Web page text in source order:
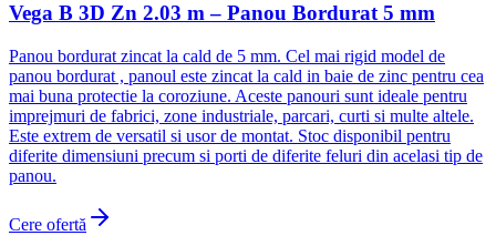
Vega B 3D Zn 2.03 m – Panou Bordurat 5 mm
Panou bordurat zincat la cald de 5 mm. Cel mai rigid model de
panou bordurat , panoul este zincat la cald in baie de zinc pentru cea
mai buna protectie la coroziune. Aceste panouri sunt ideale pentru
imprejmuri de fabrici, zone industriale, parcari, curti si multe altele.
Este extrem de versatil si usor de montat. Stoc disponibil pentru
diferite dimensiuni precum si porti de diferite feluri din acelasi tip de
panou.
Cere ofertă